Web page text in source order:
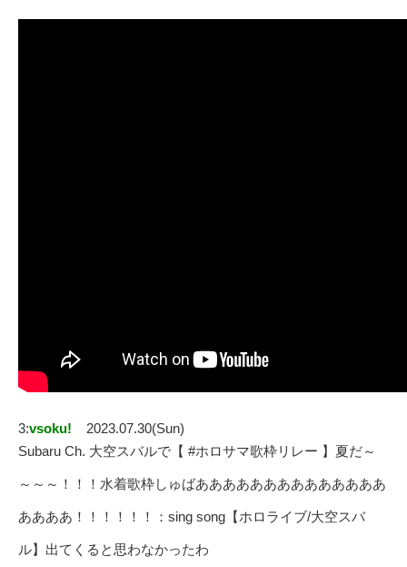
3:vsoku!
2023.07.30(Sun)
Subaru Ch. 大空スバルで【 #ホロサマ歌枠リレー 】夏だ～
～～～！！！水着歌枠しゅばああああああああああああああ
ああああ！！！！！！：sing song【ホロライブ/大空スバ
ル】出てくると思わなかったわ